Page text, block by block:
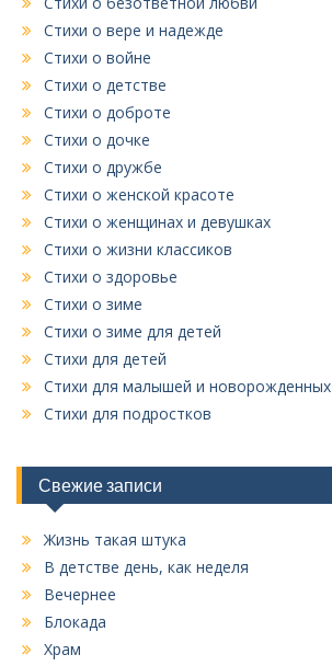
Стихи о вере и надежде
Стихи о войне
Стихи о детстве
Стихи о доброте
Стихи о дочке
Стихи о дружбе
Стихи о женской красоте
Стихи о женщинах и девушках
Стихи о жизни классиков
Стихи о здоровье
Стихи о зиме
Стихи о зиме для детей
Стихи для детей
Стихи для малышей и новорожденных
Стихи для подростков
Свежие записи
Жизнь такая штука
В детстве день, как неделя
Вечернее
Блокада
Храм